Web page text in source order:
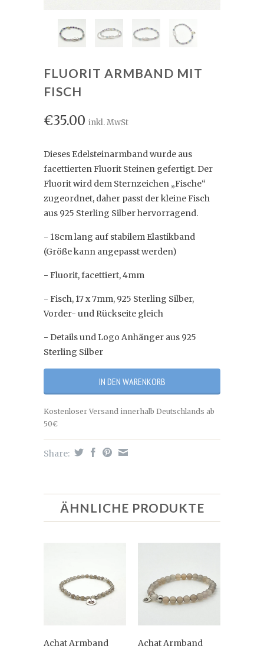
FLUORIT ARMBAND MIT
FISCH
€35.00 inkl. MwSt
Dieses Edelsteinarmband wurde aus
facettierten Fluorit Steinen gefertigt. Der
Fluorit wird dem Sternzeichen „Fische“
zugeordnet, daher passt der kleine Fisch
aus 925 Sterling Silber hervorragend.
- 18cm lang auf stabilem Elastikband
(Größe kann angepasst werden)
- Fluorit, facettiert, 4mm
- Fisch, 17 x 7mm, 925 Sterling Silber,
Vorder- und Rückseite gleich
- Details und Logo Anhänger aus 925
Sterling Silber
Kostenloser Versand innerhalb Deutschlands ab
50€
Share:
ÄHNLICHE PRODUKTE
Achat Armband
Achat Armband